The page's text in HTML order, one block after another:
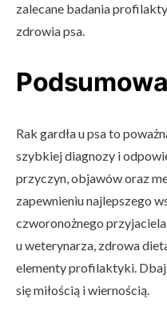
zalecane badania
zdrowia psa.
Rak gardła u psa to
szybkiej diagnozy i
przyczyn, objawów oraz
zapewnieniu najlepszego
czworonożnego
u weterynarza, zdrowa
elementy profilaktyki. Dbaj
się miłością i wiernością.